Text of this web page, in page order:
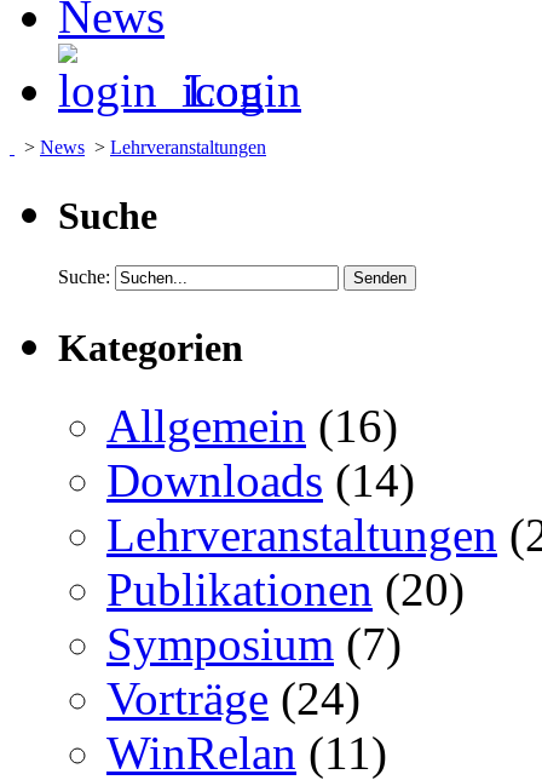
News
Login
> News > Lehrveranstaltungen
Suche
Suche:
Kategorien
Allgemein (16)
Downloads (14)
Lehrveranstaltungen
Publikationen (20)
Symposium (7)
Vorträge (24)
WinRelan (11)